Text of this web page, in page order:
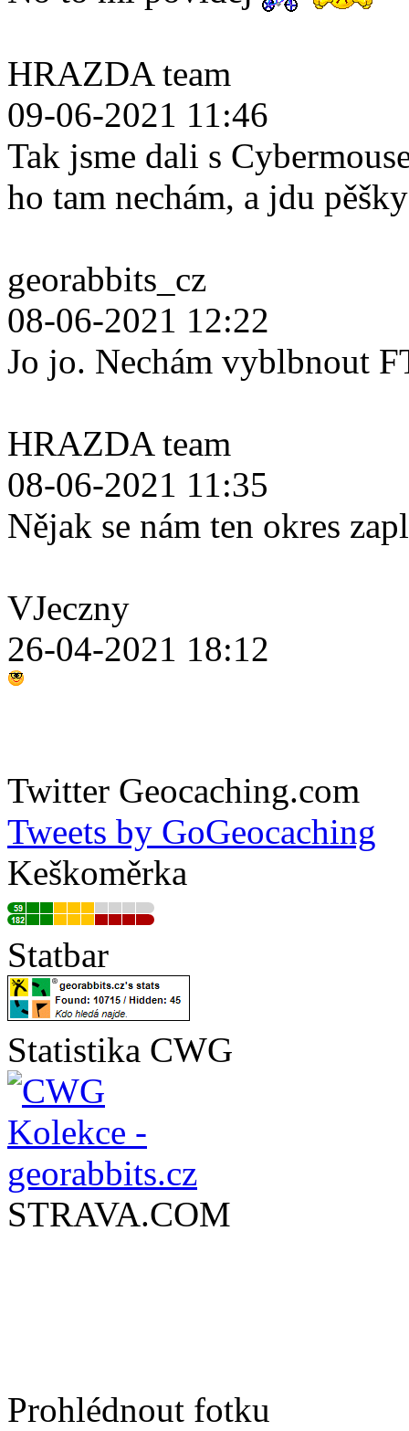
HRAZDA team
09-06-2021 11:46
Tak jsme dali s
ho tam nechám, a jdu
georabbits_cz
08-06-2021 12:22
Jo jo. Nechám vyblbnout
HRAZDA team
08-06-2021 11:35
Nějak se nám ten okres
VJeczny
26-04-2021 18:12
Twitter Geocaching.com
Tweets by GoGeocaching
Keškoměrka
Statbar
Statistika CWG
STRAVA.COM
Prohlédnout fotku